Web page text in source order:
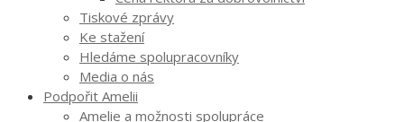
Tiskové zprávy
Ke stažení
Hledáme spolupracovníky
Media o nás
Podpořit Amelii
Amelie a možnosti spolupráce